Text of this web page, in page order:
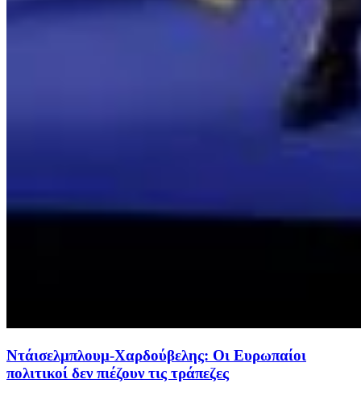
Ντάισελμπλουμ-Χαρδούβελης: Οι Ευρωπαίοι
πολιτικοί δεν πιέζουν τις τράπεζες